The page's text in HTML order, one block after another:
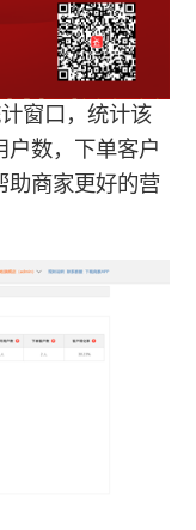
窗口，统计该
数，下单客户
助商家更好的营